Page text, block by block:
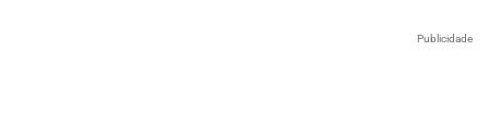
Publicidade